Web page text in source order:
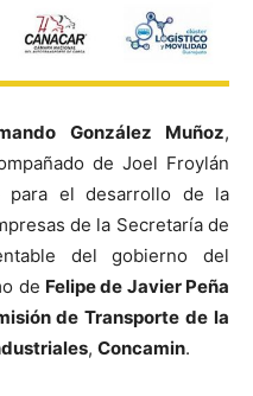
González Muñoz,
de Joel Froylán
para el desarrollo de la
de la Secretaría de
del gobierno del
de Felipe de Javier Peña
de Transporte de la
, Concamin.